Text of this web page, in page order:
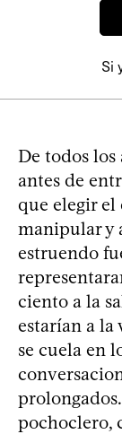
Si
De todos
antes de
que elegir el
manipular y
estruendo
ciento a la
estarían a la
se cuela en
pochoclero,